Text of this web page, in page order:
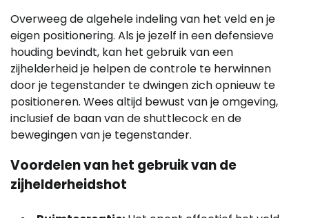
Overweeg de algehele indeling van het veld en je
eigen positionering. Als je jezelf in een defensieve
houding bevindt, kan het gebruik van een
zijhelderheid je helpen de controle te herwinnen
door je tegenstander te dwingen zich opnieuw te
positioneren. Wees altijd bewust van je omgeving,
inclusief de baan van de shuttlecock en de
bewegingen van je tegenstander.
Voordelen van het gebruik van de
zijhelderheidshot